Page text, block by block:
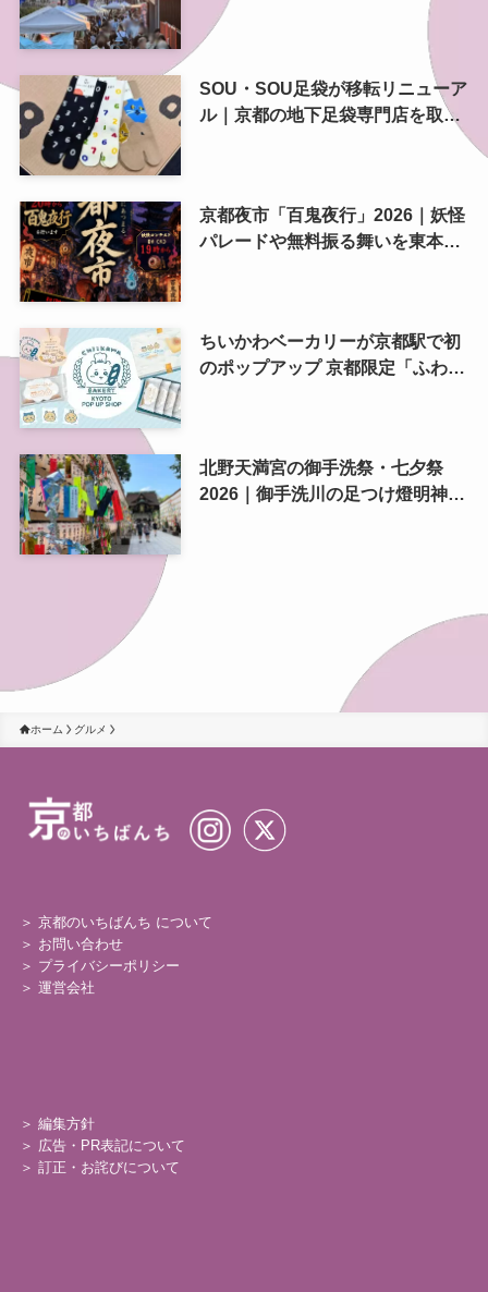
南側にも拡大
SOU・SOU足袋が移転リニューア
ル｜京都の地下足袋専門店を取
京都夜市「百鬼夜行」2026｜妖怪
パレードや無料振る舞いを東本願
ちいかわベーカリーが京都駅で初
のポップアップ 京都限定「ふわふ
北野天満宮の御手洗祭・七夕祭
2026｜御手洗川の足つけ燈明神事
ホーム グルメ
＞ 京都のいちばんち について
＞ お問い合わせ
＞ プライバシーポリシー
＞ 運営会社
＞ 編集方針
＞ 広告・PR表記について
＞ 訂正・お詫びについて